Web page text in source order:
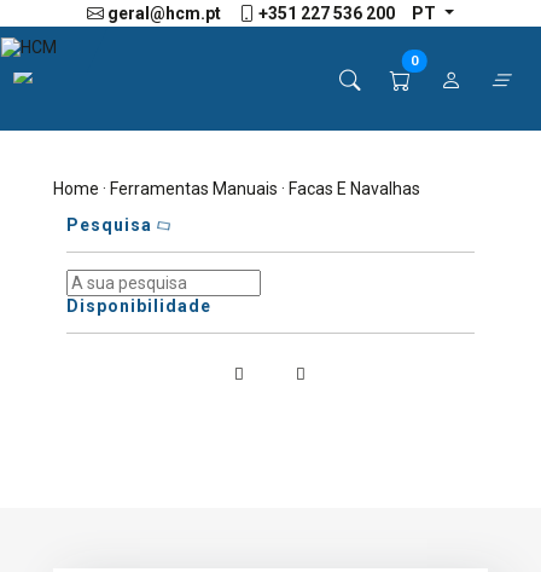
geral@hcm.pt +351 227 536 200 PT
0
Home ·Ferramentas Manuais · Facas E Navalhas
Pesquisa
Disponibilidade